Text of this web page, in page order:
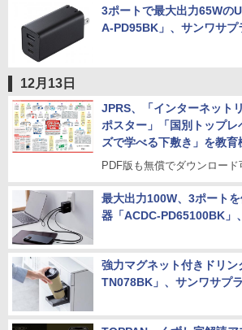
3ポートで最大出力65Wの
A-PD95BK」、サンワサプ
12月13日
JPRS、「インターネット
ポスター」「国別トップレ
ズで学べる下敷き」を教
PDF版も無償でダウンロード
最大出力100W、3ポート
器「ACDC-PD65100BK」
強力マグネット付きドリ
TN078BK」、サンワサプ